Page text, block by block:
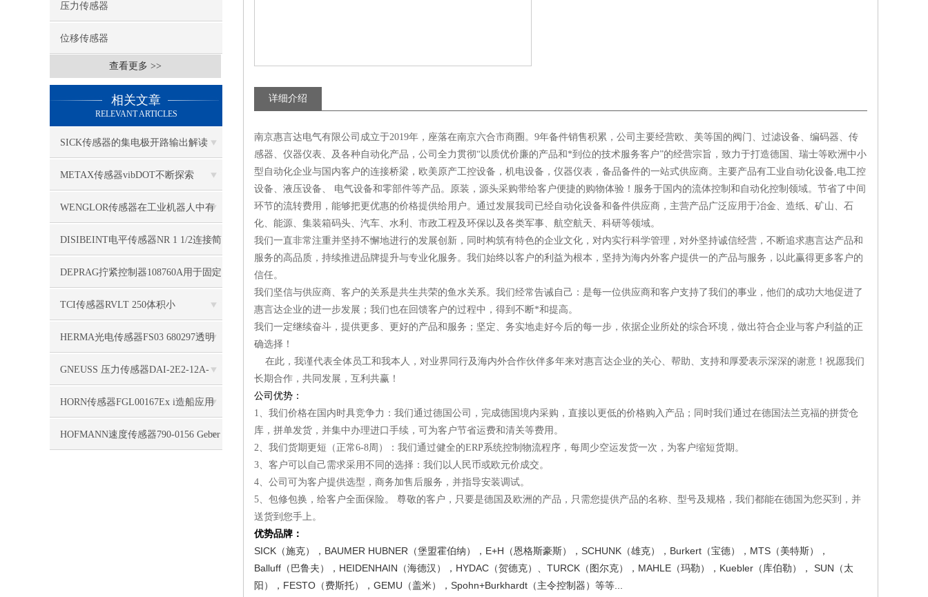
压力传感器
位移传感器
查看更多 >>
相关文章
RELEVANT ARTICLES
SICK传感器的集电极开路输出解读
METAX传感器vibDOT不断探索
SGD185-1
WENGLOR传感器在工业机器人中有
哪些应用？
DISIBEINT电平传感器NR 1 1/2连接简
单
DEPRAG拧紧控制器108760A用于固定
应用
TCI传感器RVLT 250体积小
HERMA光电传感器FS03 680297透明
标签使用
GNEUSS 压力传感器DAI-2E2-12A-
B50Z-S0-F5-R-W-6P支持
HORN传感器FGL00167Ex i造船应用
HOFMANN速度传感器790-0156 Geber
详细介绍
南京惠言达电气有限公司成立于2019年，座落在南京六合市商圈。 9年备件销售积累，公司主要经营欧、美等国的阀门、过滤设备、编码器、传
感器、仪器仪表、及各种自动化产品，公司全力贯彻“以质优价廉的产品和*到位的技术服务客户”的经营宗旨，致力于打造德国、瑞士等欧洲中小
型自动化企业与国内客户的连接桥梁，欧美原产工控设备，机电设备，仪器仪表，备品备件的一站式供应商。主要产品有工业自动化设备,电工控
设备、液压设备、
电气设备和零部件等产品。 原装，源头采购带给客户便捷的购物体验！服务于国内的流体控制和自动化控制领域。节省了中间
环节的流转费用，能够把更优惠的价格提供给用户。通过发展我司已经自动化设备和备件供应商，主营产品广泛应用于冶金、造纸、矿山、石
化、能源、集装箱码头、汽车、水利、市政工程及环保以及各类军事、航空航天、科研等领域。
我们一直非常注重并坚持不懈地进行的发展创新，同时构筑有特色的企业文化，对内实行科学管理，对外坚持诚信经营，不断追求惠言达产品和
服务的高品质，持续推进品牌提升与专业化服务。我们始终以客户的利益为根本，坚持为海内外客户提供一的产品与服务，以此赢得更多客户的
信任。
我们坚信与供应商、客户的关系是共生共荣的鱼水关系。我们经常告诫自己：是每一位供应商和客户支持了我们的事业，他们的成功大地促进了
惠言达企业的进一步发展；我们也在回馈客户的过程中，得到不断*和提高。
我们一定继续奋斗，提供更多、更好的产品和服务；坚定、务实地走好今后的每一步，依据企业所处的综合环境，做出符合企业与客户利益的正
确选择！
在此，我谨代表全体员工和我本人，对业界同行及海内外合作伙伴多年来对惠言达企业的关心、帮助、支持和厚爱表示深深的谢意！祝愿我们
长期合作，共同发展，互利共赢！
公司优势：
1、我们价格在国内时具竞争力：我们通过德国公司，完成德国境内采购，直接以更低的价格购入产品；同时我们通过在德国法兰克福的拼货仓
库，拼单发货，并集中办理进口手续，可为客户节省运费和清关等费用。
2、我们货期更短（正常6-8周）：我们通过健全的ERP系统控制物流程序，每周少空运发货一次，为客户缩短货期。
3、客户可以自己需求采用不同的选择：我们以人民币或欧元价成交。
4、公司可为客户提供选型，商务加售后服务，并指导安装调试。
5、包修包换，给客户全面保险。
尊敬的客户，只要是德国及欧洲的产品，只需您提供产品的名称、型号及规格，我们都能在德国为您买到，并
送货到您手上。
优势品牌：
SICK （施克）， BAUMER HUBNER （堡盟霍伯纳）， E+H （恩格斯豪斯）， SCHUNK （雄克）， Burkert （宝德）， MTS （美特斯），
Balluff （巴鲁夫）， HEIDENHAIN （海德汉）， HYDAC （贺德克）、 TURCK （图尔克）， MAHLE （玛勒）， Kuebler （库伯勒）， SUN （太
阳）， FESTO （费斯托）， GEMU （盖米）， Spohn+Burkhardt （主令控制器）等等